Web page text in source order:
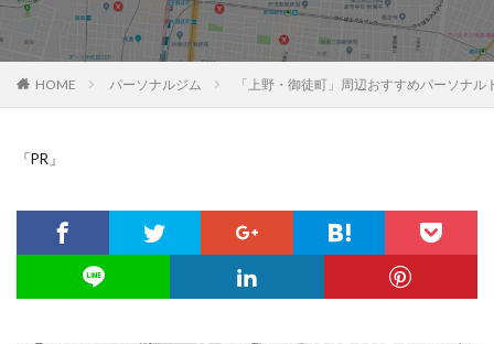
HOME パーソナルジム 「上野・御徒町」周辺おすすめパーソナ
「PR」